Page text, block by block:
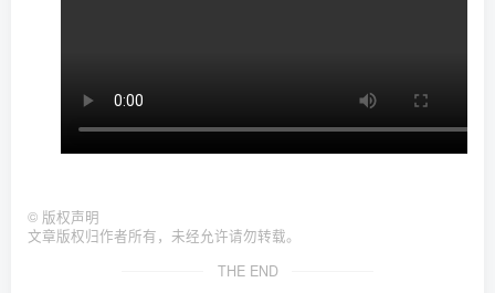
© 版权声明
文章版权归作者所有，未经允许请勿转载。
THE END